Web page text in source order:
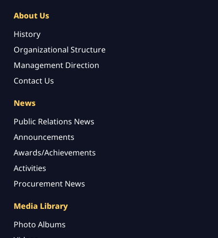
About Us
History
Organizational Structure
Management Direction
Contact Us
News
Public Relations News
Announcements
Awards/Achievements
Activities
Procurement News
Media Library
Photo Albums